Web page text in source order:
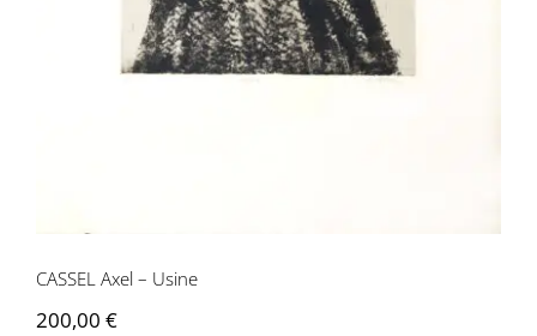
Contactez-nous
CASSEL Axel – Usine
200,00 €